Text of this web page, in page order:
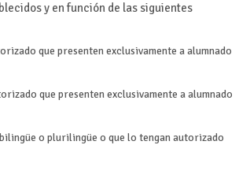
y en función de las siguientes
que presenten exclusivamente a alumnado
que presenten exclusivamente a alumnado
o plurilingüe o que lo tengan autorizado